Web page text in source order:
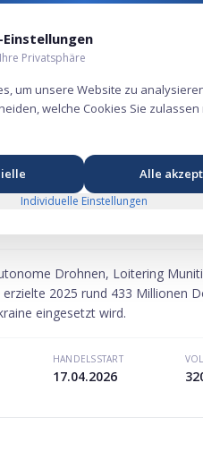
Raumfahrt-
MARKTKAPITALISIERUNG
Drohnen, Loitering
2025 rund 433 Millionen
eingesetzt wird.
HANDELSSTART
17.04.2026
Privatsphäre
um unsere Website zu
welche Cookies Sie zulassen
Alle
Individuelle Einstellungen